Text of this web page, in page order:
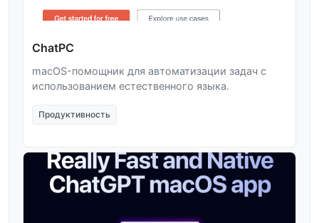
ChatPC
macOS-помощник для автоматизации задач с
использованием естественного языка.
Продуктивность